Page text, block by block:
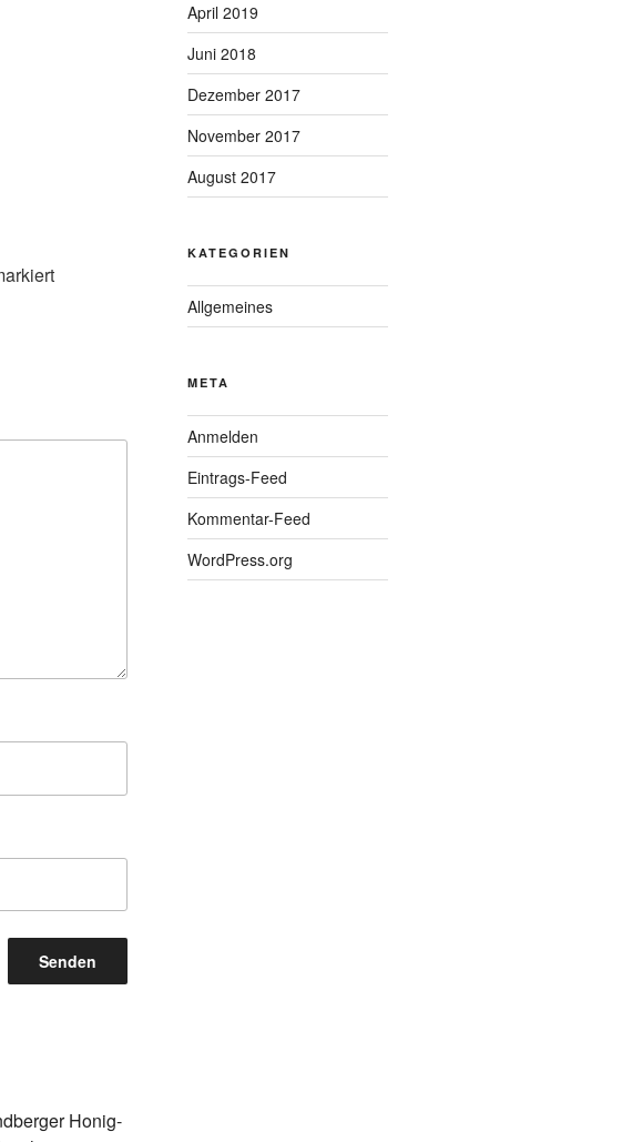
April 2019
Juni 2018
Dezember 2017
November 2017
August 2017
KATEGORIEN
Allgemeines
META
Anmelden
Eintrags-Feed
Kommentar-Feed
WordPress.org